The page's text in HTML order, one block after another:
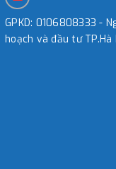
GPKD: 0106808333 -
hoạch và đầu tư TP.Hà